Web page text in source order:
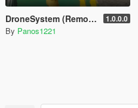
DroneSystem (Remote Controlled Drone, Live Camera w/Zoom...) 1.0.0.0
By Panos1221